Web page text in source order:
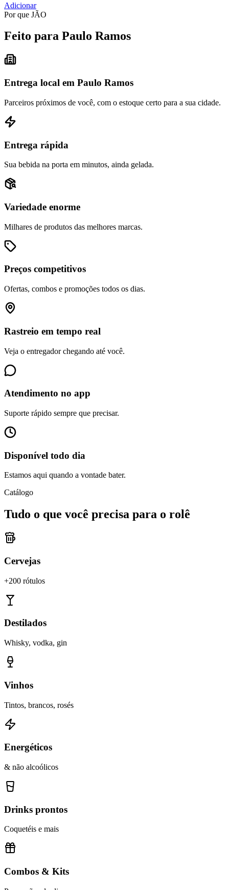
Adicionar
Por que JÃO
Feito para Paulo Ramos
Entrega local em Paulo Ramos
Parceiros próximos de você, com o estoque certo para a sua cidade.
Entrega rápida
Sua bebida na porta em minutos, ainda gelada.
Variedade enorme
Milhares de produtos das melhores marcas.
Preços competitivos
Ofertas, combos e promoções todos os dias.
Rastreio em tempo real
Veja o entregador chegando até você.
Atendimento no app
Suporte rápido sempre que precisar.
Disponível todo dia
Estamos aqui quando a vontade bater.
Catálogo
Tudo o que você precisa para o rolê
Cervejas
+200 rótulos
Destilados
Whisky, vodka, gin
Vinhos
Tintos, brancos, rosés
Energéticos
& não alcoólicos
Drinks prontos
Coquetéis e mais
Combos & Kits